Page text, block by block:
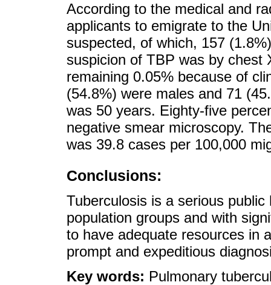
According to the medical and
applicants to emigrate to the
suspected, of which, 157
suspicion of TBP was by chest
remaining 0.05% because of
(54.8%) were males and 71
was 50 years. Eighty-five
negative smear microscopy.
was 39.8 cases per 100,000
Conclusions:
Tuberculosis is a serious
population groups and with
to have adequate resources in
prompt and expeditious
Key words: Pulmonary